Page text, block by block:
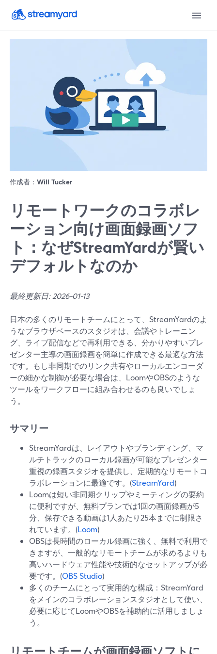
作成者： Will Tucker
リモートワークのコラボレ
ーション向け画面録画ソフ
ト：なぜStreamYardが賢い
デフォルトなのか
最終更新日: 2026-01-13
日本の多くのリモートチームにとって、StreamYardのよ
うなブラウザベースのスタジオは、会議やトレーニン
グ、ライブ配信などで再利用できる、分かりやすいプレ
ゼンター主導の画面録画を簡単に作成できる最適な方法
です。もし非同期でのリンク共有やローカルエンコーダ
ーの細かな制御が必要な場合は、LoomやOBSのような
ツールをワークフローに組み合わせるのも良いでしょ
う。
サマリー
StreamYardは、レイアウトやブランディング、マ
ルチトラックのローカル録画が可能なプレゼンター
重視の録画スタジオを提供し、定期的なリモートコ
ラボレーションに最適です。(StreamYard)
Loomは短い非同期クリップやミーティングの要約
に便利ですが、無料プランでは1回の画面録画が5
分、保存できる動画は1人あたり25本までに制限さ
れています。(Loom)
OBSは長時間のローカル録画に強く、無料で利用で
きますが、一般的なリモートチームが求めるよりも
高いハードウェア性能や技術的なセットアップが必
要です。(OBS Studio)
多くのチームにとって実用的な構成：StreamYard
をメインのコラボレーションスタジオとして使い、
必要に応じてLoomやOBSを補助的に活用しましょ
う。